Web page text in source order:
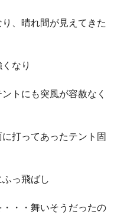
、晴れ間が見えてきた
なり
トにも突風が容赦なく
打ってあったテント固
っ飛ばし
・・舞いそうだったの